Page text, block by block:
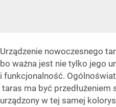
Urządzenie nowoczesnego
bo ważna jest nie tylko jego
i funkcjonalność.
taras ma być przedłużeniem
urządzony w tej samej